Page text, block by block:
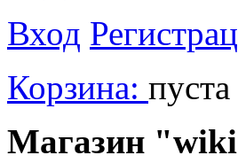
Вход
Корзина: пуста
Магазин